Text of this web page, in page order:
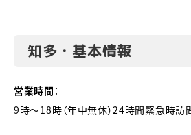
知多・基本情報
営業時間 ：
9時～18時（年中無休）24時間緊急時訪